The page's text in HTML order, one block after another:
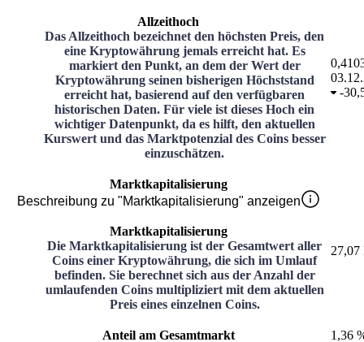
Allzeithoch
Das Allzeithoch bezeichnet den höchsten Preis, den
eine Kryptowährung jemals erreicht hat. Es
markiert den Punkt, an dem der Wert der
Kryptowährung seinen bisherigen Höchststand
erreicht hat, basierend auf den verfügbaren
historischen Daten. Für viele ist dieses Hoch ein
wichtiger Datenpunkt, da es hilft, den aktuellen
Kurswert und das Marktpotenzial des Coins besser
einzuschätzen.
-
Marktkapitalisierung
Beschreibung zu "Marktkapitalisierung" anzeigen
Marktkapitalisierung
Die Marktkapitalisierung ist der Gesamtwert aller
Coins einer Kryptowährung, die sich im Umlauf
befinden. Sie berechnet sich aus der Anzahl der
umlaufenden Coins multipliziert mit dem aktuellen
Preis eines einzelnen Coins.
27,07
Anteil am Gesamtmarkt
1,36